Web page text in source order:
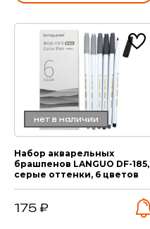
нет в наличии
Набор акварельных
брашпенов LANGUO DF-185,
серые оттенки, 6 цветов
175 ₽